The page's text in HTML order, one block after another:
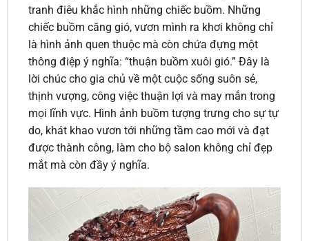
tranh điêu khắc hình những chiếc buồm. Những
chiếc buồm căng gió, vươn mình ra khơi không chỉ
là hình ảnh quen thuộc mà còn chứa đựng một
thông điệp ý nghĩa: “thuận buồm xuôi gió.” Đây là
lời chúc cho gia chủ về một cuộc sống suôn sẻ,
thịnh vượng, công việc thuận lợi và may mắn trong
mọi lĩnh vực. Hình ảnh buồm tượng trưng cho sự tự
do, khát khao vươn tới những tầm cao mới và đạt
được thành công, làm cho bộ salon không chỉ đẹp
mắt mà còn đầy ý nghĩa.